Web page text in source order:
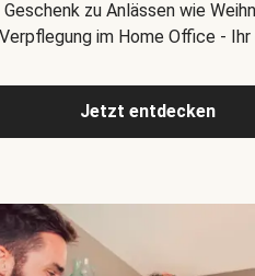
zu Anlässen wie
im Home Office -
Jetzt entdecken